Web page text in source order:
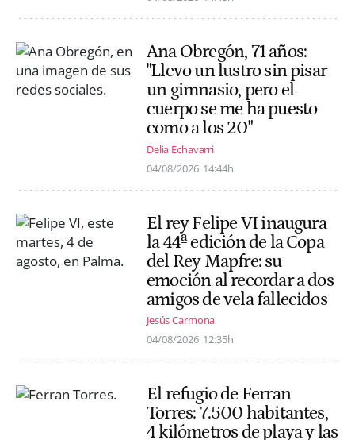
Ana Obregón, 71 años:
"Llevo un lustro sin pisar
un gimnasio, pero el
cuerpo se me ha puesto
como a los 20"
Delia Echavarri
04/08/2026 14:44h
El rey Felipe VI inaugura
la 44ª edición de la Copa
del Rey Mapfre: su
emoción al recordar a dos
amigos de vela fallecidos
Jesús Carmona
04/08/2026 12:35h
El refugio de Ferran
Torres: 7.500 habitantes,
4 kilómetros de playa y las